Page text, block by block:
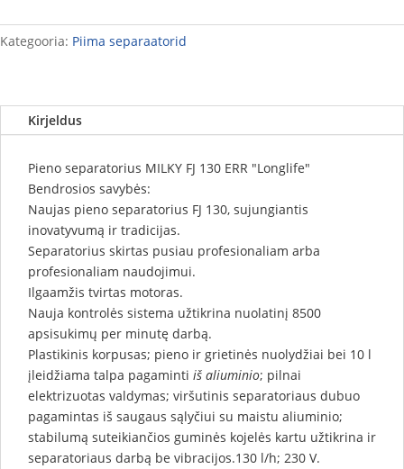
Kategooria: Piima separaatorid
Kirjeldus
Pieno separatorius MILKY FJ 130 ERR "Longlife"
Bendrosios savybės:
Naujas pieno separatorius FJ 130, sujungiantis
inovatyvumą ir tradicijas.
Separatorius skirtas pusiau profesionaliam arba
profesionaliam naudojimui.
Ilgaamžis tvirtas motoras.
Nauja kontrolės sistema užtikrina nuolatinį 8500
apsisukimų per minutę darbą.
Plastikinis korpusas; pieno ir grietinės nuolydžiai bei 10 l
įleidžiama talpa pagaminti iš aliuminio; pilnai
elektrizuotas valdymas; viršutinis separatoriaus dubuo
pagamintas iš saugaus sąlyčiui su maistu aliuminio;
stabilumą suteikiančios guminės kojelės kartu užtikrina ir
separatoriaus darbą be vibracijos.130 l/h; 230 V.